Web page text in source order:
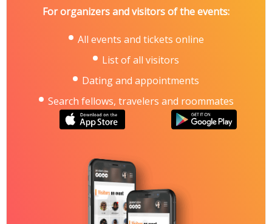
e-mail: plast@iec-expo.com.ua
2026/post-2026.html
For organizers and visitors of the events:
All events and tickets online
List of all visitors
Dating and appointments
Search fellows, travelers and roommates